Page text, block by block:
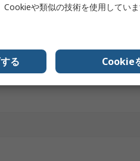
や類似の技術を使用していま
る Cookie